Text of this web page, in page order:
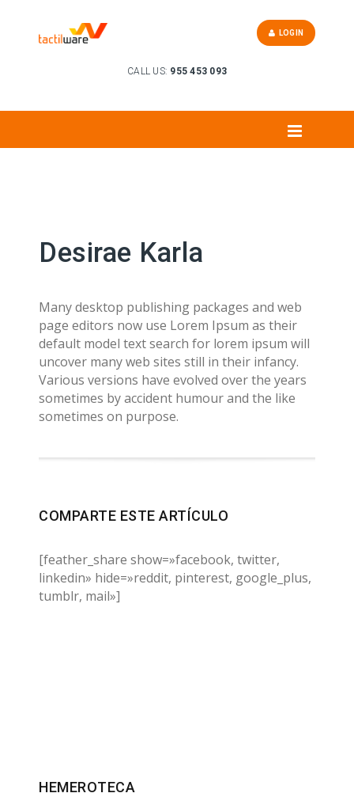
CALL US: 955 453 093
LOGIN
Desirae Karla
Many desktop publishing packages and web
page editors now use Lorem Ipsum as their
default model text search for lorem ipsum will
uncover many web sites still in their infancy.
Various versions have evolved over the years
sometimes by accident humour and the like
sometimes on purpose.
COMPARTE ESTE ARTÍCULO
[feather_share show=»facebook, twitter,
linkedin» hide=»reddit, pinterest, google_plus,
tumblr, mail»]
HEMEROTECA